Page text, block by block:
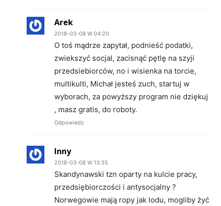
Arek
2018-03-08 W 04:20
O toś mądrze zapytał, podnieść podatki,
zwiekszyć socjal, zacisnąć pętlę na szyji
przedsiebiorców, no i wisienka na torcie,
multikulti, Michał jesteś zuch, startuj w
wyborach, za powyższy program nie dziękuj
, masz gratis, do roboty.
Odpowiedz
Inny
2018-03-08 W 13:35
Skandynawski tzn oparty na kulcie pracy,
przedsiębiorczości i antysocjalny ?
Norwegowie mają ropy jak lodu, mogliby żyć